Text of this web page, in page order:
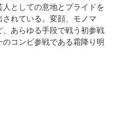
としての意地とプライドを
れている。変顔、モノマ
あらゆる手段で戦う初参戦
コンビ参戦である霜降り明